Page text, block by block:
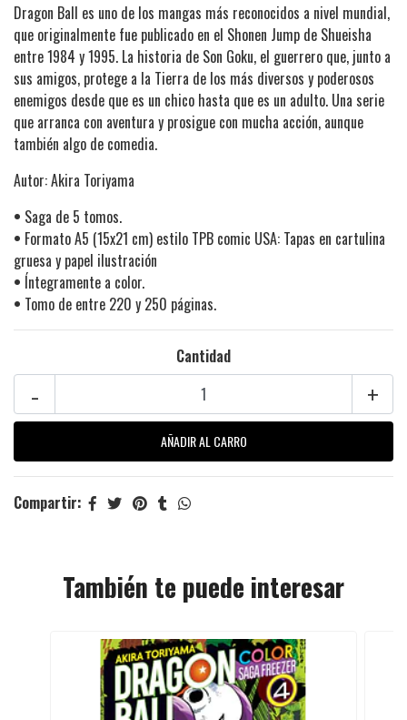
Dragon Ball es uno de los mangas más reconocidos a nivel mundial,
que originalmente fue publicado en el Shonen Jump de Shueisha
entre 1984 y 1995. La historia de Son Goku, el guerrero que, junto a
sus amigos, protege a la Tierra de los más diversos y poderosos
enemigos desde que es un chico hasta que es un adulto. Una serie
que arranca con aventura y prosigue con mucha acción, aunque
también algo de comedia.
Autor: Akira Toriyama
• Saga de 5 tomos.
• Formato A5 (15x21 cm) estilo TPB comic USA: Tapas en cartulina
gruesa y papel ilustración
• Íntegramente a color.
• Tomo de entre 220 y 250 páginas.
Cantidad
+
-
Compartir:
También te puede interesar